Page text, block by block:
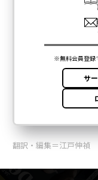
翻訳・編集＝江戸伸禎